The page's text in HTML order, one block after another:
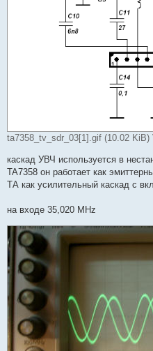
ta7358_tv_sdr_03[1].gif (10.02 KiB)
каскад УВЧ используется в
TA7358 он работает как
ТА как усилительный каскад с
на входе 35,020 MHz